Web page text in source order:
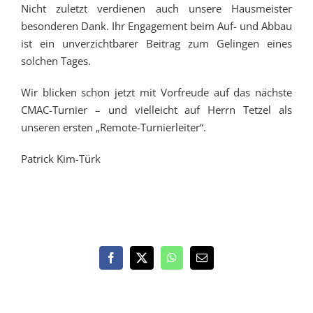
Nicht zuletzt verdienen auch unsere Hausmeister
besonderen Dank. Ihr Engagement beim Auf- und Abbau
ist ein unverzichtbarer Beitrag zum Gelingen eines
solchen Tages.
Wir blicken schon jetzt mit Vorfreude auf das nächste
CMAC-Turnier – und vielleicht auf Herrn Tetzel als
unseren ersten „Remote-Turnierleiter“.
Patrick Kim-Türk
Facebook
X WhatsApp
E-